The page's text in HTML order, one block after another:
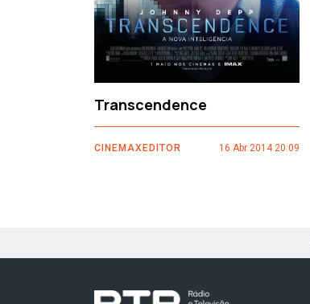
Transcendence
CINEMAXEDITOR 16 Abr 2014 20:09